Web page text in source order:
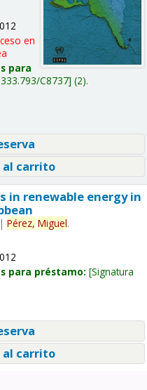
en
para
333.793/C8737 (2).
carrito
in renewable energy in
| Pérez, Miguel.
para préstamo: Signatura
carrito